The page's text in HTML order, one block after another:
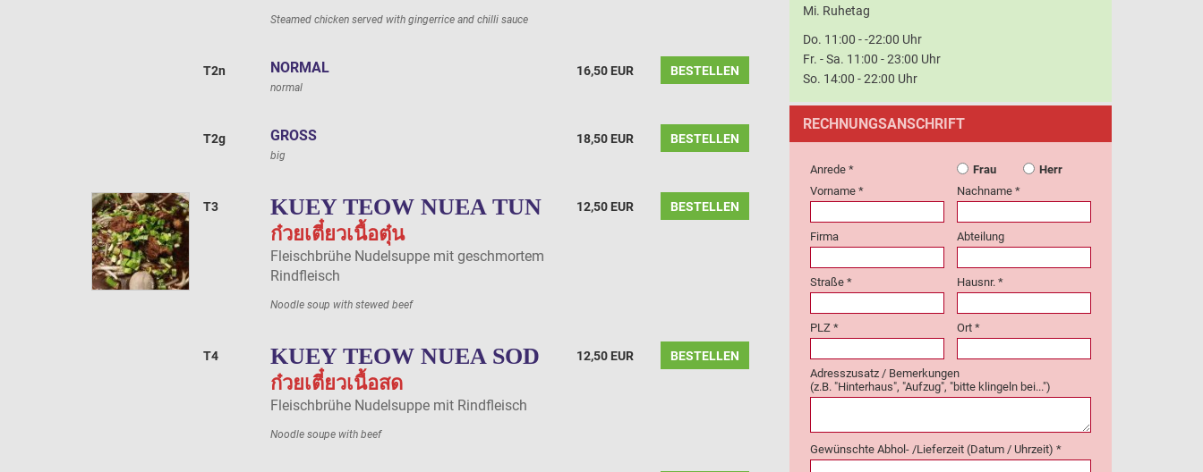
Steamed chicken served with gingerrice and chilli sauce
T2n NORMAL
normal
16,50 EUR BESTELLEN
T2g GROSS
big
18,50 EUR BESTELLEN
T3 KUEY TEOW NUEA TUN
ก๋วยเตี๋ยวเนื้อตุ๋น
Fleischbrühe Nudelsuppe mit geschmortem
Rindfleisch
Noodle soup with stewed beef
12,50 EUR BESTELLEN
T4 KUEY TEOW NUEA SOD
ก๋วยเตี๋ยวเนื้อสด
Fleischbrühe Nudelsuppe mit Rindfleisch
Noodle soupe with beef
12,50 EUR BESTELLEN
Mi. Ruhetag
Do. 11:00 - -22:00 Uhr
Fr. - Sa. 11:00 - 23:00 Uhr
So. 14:00 - 22:00 Uhr
RECHNUNGSANSCHRIFT
Anrede * Frau
Herr
Vorname *
Nachname *
Firma Abteilung
Straße * Hausnr. *
PLZ * Ort *
Adresszusatz / Bemerkungen
(z.B. "Hinterhaus", "Aufzug", "bitte klingeln bei...")
Gewünschte Abhol- /Lieferzeit (Datum / Uhrzeit) *